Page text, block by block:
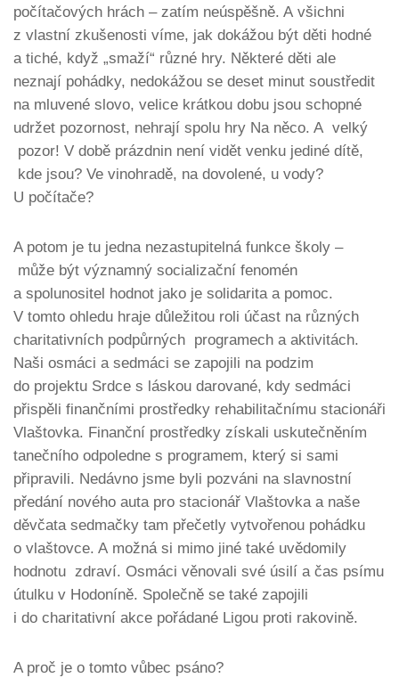
počítačových hrách – zatím neúspěšně. A všichni
z vlastní zkušenosti víme, jak dokážou být děti hodné
a tiché, když „smaží“ různé hry. Některé děti ale
neznají pohádky, nedokážou se deset minut soustředit
na mluvené slovo, velice krátkou dobu jsou schopné
udržet pozornost, nehrají spolu hry Na něco. A velký
pozor! V době prázdnin není vidět venku jediné dítě,
kde jsou? Ve vinohradě, na dovolené, u vody?
U počítače?
A potom je tu jedna nezastupitelná funkce školy –
může být významný socializační fenomén
a spolunositel hodnot jako je solidarita a pomoc.
V tomto ohledu hraje důležitou roli účast na různých
charitativních podpůrných programech a aktivitách.
Naši osmáci a sedmáci se zapojili na podzim
do projektu Srdce s láskou darované, kdy sedmáci
přispěli finančními prostředky rehabilitačnímu stacionáři
Vlaštovka. Finanční prostředky získali uskutečněním
tanečního odpoledne s programem, který si sami
připravili. Nedávno jsme byli pozváni na slavnostní
předání nového auta pro stacionář Vlaštovka a naše
děvčata sedmačky tam přečetly vytvořenou pohádku
o vlaštovce. A možná si mimo jiné také uvědomily
hodnotu zdraví. Osmáci věnovali své úsilí a čas psímu
útulku v Hodoníně. Společně se také zapojili
i do charitativní akce pořádané Ligou proti rakovině.
A proč je o tomto vůbec psáno?